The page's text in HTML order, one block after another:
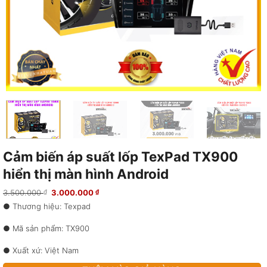
Cảm biến áp suất lốp TexPad TX900
hiển thị màn hình Android
3.500.000₫
Giá
là:
3.000.000 ₫Giá
● Thương hiệu: Texpad
● Mã sản phẩm: TX900
● Xuất xứ: Việt Nam